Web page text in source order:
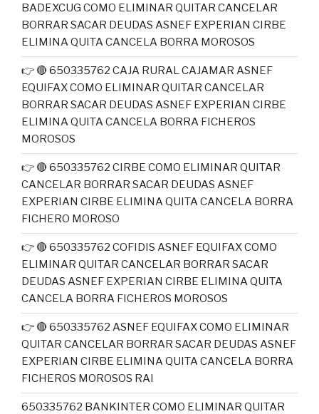
BADEXCUG COMO ELIMINAR QUITAR CANCELAR
BORRAR SACAR DEUDAS ASNEF EXPERIAN CIRBE
ELIMINA QUITA CANCELA BORRA MOROSOS
👉 🔴 650335762 CAJA RURAL CAJAMAR ASNEF
EQUIFAX COMO ELIMINAR QUITAR CANCELAR
BORRAR SACAR DEUDAS ASNEF EXPERIAN CIRBE
ELIMINA QUITA CANCELA BORRA FICHEROS
MOROSOS
👉 🔴 650335762 CIRBE COMO ELIMINAR QUITAR
CANCELAR BORRAR SACAR DEUDAS ASNEF
EXPERIAN CIRBE ELIMINA QUITA CANCELA BORRA
FICHERO MOROSO
👉 🔴 650335762 COFIDIS ASNEF EQUIFAX COMO
ELIMINAR QUITAR CANCELAR BORRAR SACAR
DEUDAS ASNEF EXPERIAN CIRBE ELIMINA QUITA
CANCELA BORRA FICHEROS MOROSOS
👉 🔴 650335762 ASNEF EQUIFAX COMO ELIMINAR
QUITAR CANCELAR BORRAR SACAR DEUDAS ASNEF
EXPERIAN CIRBE ELIMINA QUITA CANCELA BORRA
FICHEROS MOROSOS RAI
650335762 BANKINTER COMO ELIMINAR QUITAR